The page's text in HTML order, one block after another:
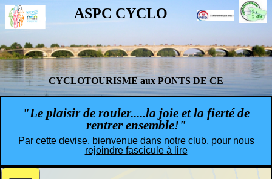
ASPC CYCLO
CYCLOTOURISME aux PONTS DE CE
"Le plaisir de rouler.....la joie et la fierté de
rentrer ensemble!"
Par cette devise, bienvenue dans notre club, pour nous
rejoindre fascicule à lire